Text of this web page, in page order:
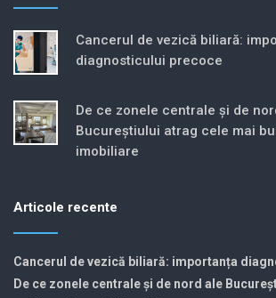
Cancerul de vezică biliară:
diagnosticului precoce
De ce zonele centrale și de
Bucureștiului atrag cele mai
imobiliare
Articole recente
Cancerul de vezică biliară: importanța
De ce zonele centrale și de nord ale